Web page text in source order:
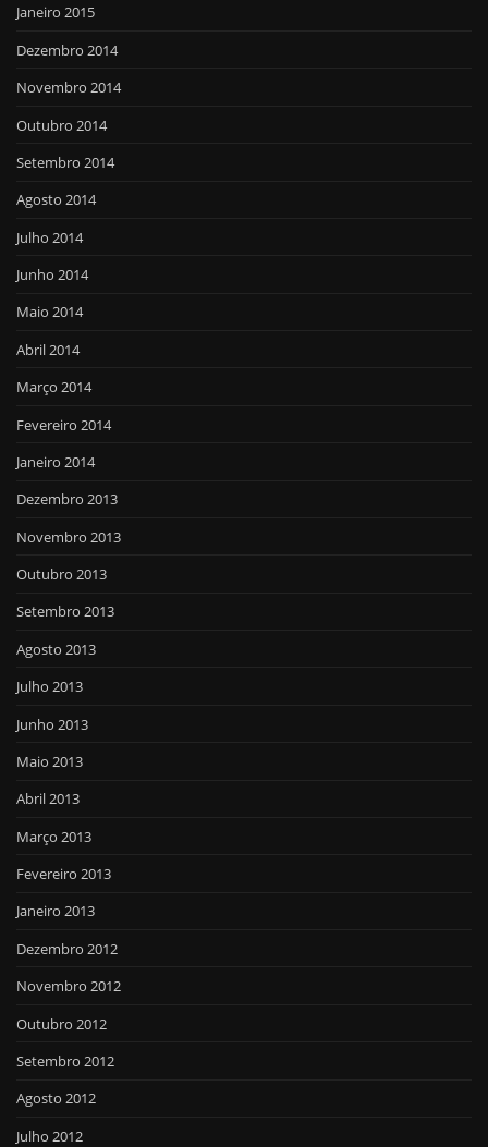
Janeiro 2015
Dezembro 2014
Novembro 2014
Outubro 2014
Setembro 2014
Agosto 2014
Julho 2014
Junho 2014
Maio 2014
Abril 2014
Março 2014
Fevereiro 2014
Janeiro 2014
Dezembro 2013
Novembro 2013
Outubro 2013
Setembro 2013
Agosto 2013
Julho 2013
Junho 2013
Maio 2013
Abril 2013
Março 2013
Fevereiro 2013
Janeiro 2013
Dezembro 2012
Novembro 2012
Outubro 2012
Setembro 2012
Agosto 2012
Julho 2012